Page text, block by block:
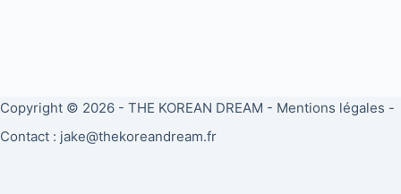
Copyright © 2026 - THE KOREAN DREAM - Mentions légales -
Contact : jake@thekoreandream.fr